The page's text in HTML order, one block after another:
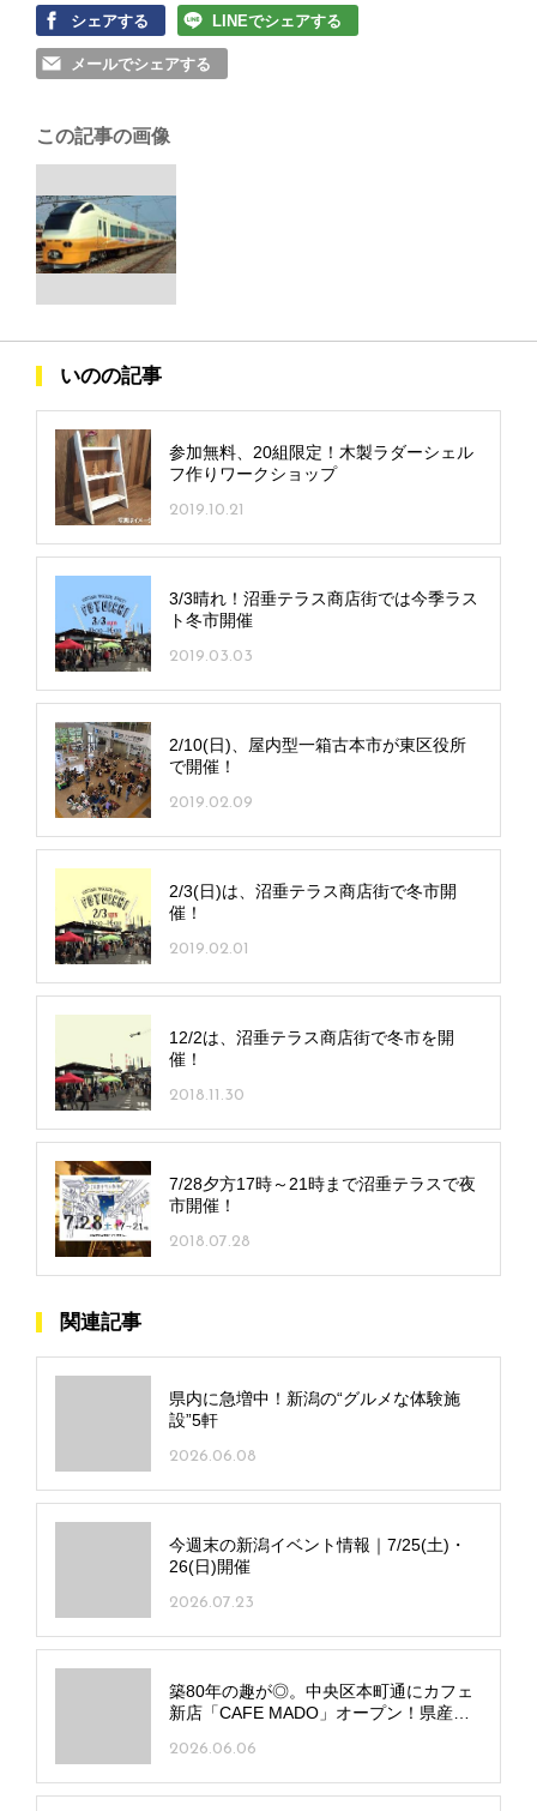
シェアする LINEでシェアする
メールでシェアする
この記事の画像
いのの記事
参加無料、20組限定！木製ラダーシェル
フ作りワークショップ
2019.10.21
3/3晴れ！沼垂テラス商店街では今季ラス
ト冬市開催
2019.03.03
2/10(日)、屋内型一箱古本市が東区役所
で開催！
2019.02.09
2/3(日)は、沼垂テラス商店街で冬市開
催！
2019.02.01
12/2は、沼垂テラス商店街で冬市を開
催！
2018.11.30
7/28夕方17時～21時まで沼垂テラスで夜
市開催！
2018.07.28
関連記事
県内に急増中！新潟の“グルメな体験施
設”5軒
2026.06.08
今週末の新潟イベント情報｜7/25(土)・
26(日)開催
2026.07.23
築80年の趣が◎。中央区本町通にカフェ
新店「CAFE MADO」オープン！県産食
2026.06.06